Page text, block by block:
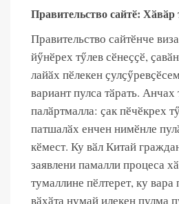
Правительство сайтӗ: Хӑвӑр
Правительство сайтӗнче
йӳнӗрех тӳлев сӗнеҫҫӗ,
лайӑх пӗлекен
вариант пулса тӑрать. Анчах
палӑртмалла: ҫак пӗчӗкрех
патшалӑх енчен нимӗнле
кӗмест. Ку вӑл Китай
заявлени памалли процеса
тумаллине пӗлтерет, ку
вӑхӑта нумай илекен пулма